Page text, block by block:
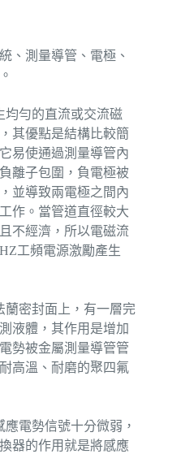
、測量導管、電極、
均勻的直流或交流磁
其優點是結構比較簡
易使通過測量導管內
離子包圍，負電極被
並導致兩電極之間內
作。當管道直徑較大
不經濟，所以電磁流
工頻電源激勵產生
蘭密封面上，有一層完
液體，其作用是增加
勢被金屬測量導管管
高溫、耐磨的聚四氟
電勢信號十分微弱，
器的作用就是將感應